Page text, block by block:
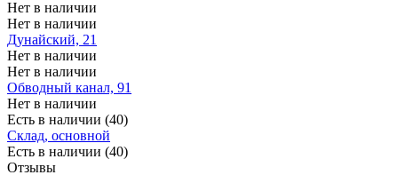
Нет в наличии
Нет в наличии
Дунайский, 21
Нет в наличии
Нет в наличии
Обводный канал, 91
Нет в наличии
Есть в наличии (40)
Склад, основной
Есть в наличии (40)
Отзывы